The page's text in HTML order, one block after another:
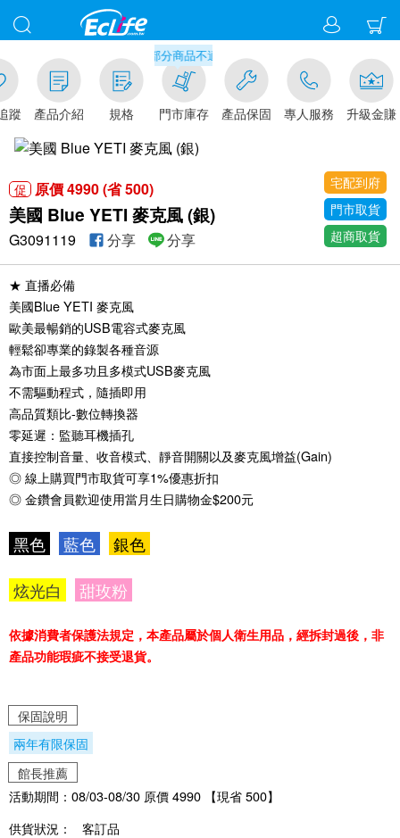
蹤 產品介紹 規格
滿千元門市取貨現折1%(部分商品不適用)-請點我看
門市庫存 產品保固 專人服務 升級金賺
促 原價 4990 (省 500)
美國 Blue YETI 麥克風 (銀)
宅配到府
門市取貨
超商取貨
G3091119 分享 分享
★ 直播必備
美國Blue YETI 麥克風
歐美最暢銷的USB電容式麥克風
輕鬆卻專業的錄製各種音源
為市面上最多功且多模式USB麥克風
不需驅動程式，隨插即用
高品質類比-數位轉換器
零延遲：監聽耳機插孔
直接控制音量、收音模式、靜音開關以及麥克風增益(Gain)
◎ 線上購買門市取貨可享1%優惠折扣
◎ 金鑽會員歡迎使用當月生日購物金$200元
黑色 藍色
銀色
炫光白
甜玫粉
依據消費者保護法規定，本產品屬於個人衛生用品，經拆封過後，非
產品功能瑕疵不接受退貨。
保固說明
兩年有限保固
館長推薦
活動期間：08/03-08/30 原價 4990 【現省 500】
供貨狀況：
客訂品